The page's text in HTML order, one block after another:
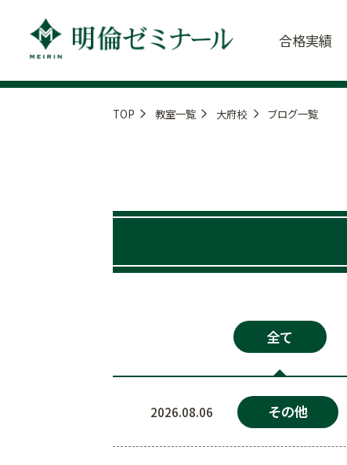
合格実績
TOP 教室一覧 大府校 ブログ一覧
全て
その他
2026.08.06